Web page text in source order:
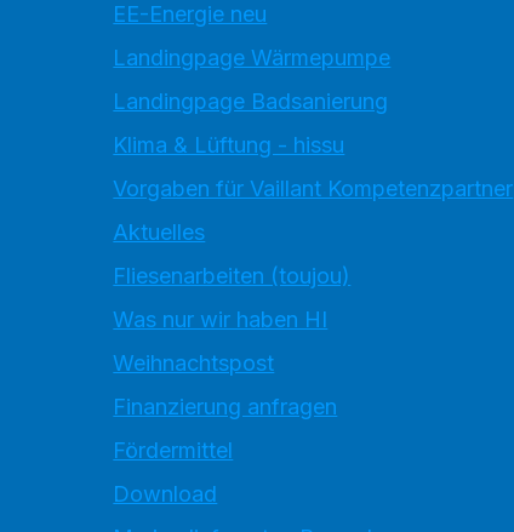
EE-Energie neu
Landingpage Wärmepumpe
Landingpage Badsanierung
Klima & Lüftung - hissu
Vorgaben für Vaillant Kompetenzpartner
Aktuelles
Fliesenarbeiten (toujou)
Was nur wir haben HI
Weihnachtspost
Finanzierung anfragen
Fördermittel
Download